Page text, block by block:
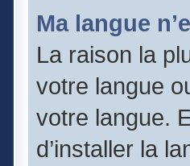
Ma langue
La raison la
votre langue
votre langue.
d’installer la